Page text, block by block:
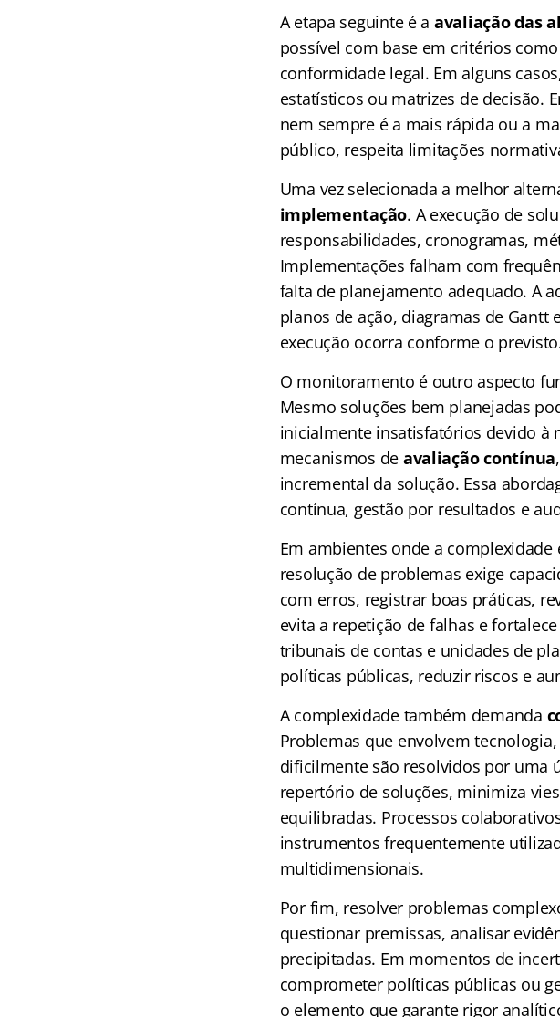
A etapa seguinte é a avaliação das
possível com base em critérios
conformidade legal. Em alguns
estatísticos ou matrizes de decisão.
nem sempre é a mais rápida ou a
público, respeita limitações
Uma vez selecionada a melhor
implementação. A execução de
responsabilidades, cronogramas,
Implementações falham com
falta de planejamento adequado. A
planos de ação, diagramas de
execução ocorra conforme o
O monitoramento é outro aspecto
Mesmo soluções bem planejadas
inicialmente insatisfatórios devido à
mecanismos de avaliação contínua
incremental da solução. Essa
contínua, gestão por resultados e
Em ambientes onde a
resolução de problemas exige
com erros, registrar boas práticas,
evita a repetição de falhas e
tribunais de contas e unidades de
políticas públicas, reduzir riscos e
A complexidade também demanda
Problemas que envolvem
dificilmente são resolvidos por uma
repertório de soluções, minimiza
equilibradas. Processos
instrumentos frequentemente
multidimensionais.
Por fim, resolver problemas
questionar premissas, analisar
precipitadas. Em momentos de
comprometer políticas públicas ou
o elemento que garante rigor